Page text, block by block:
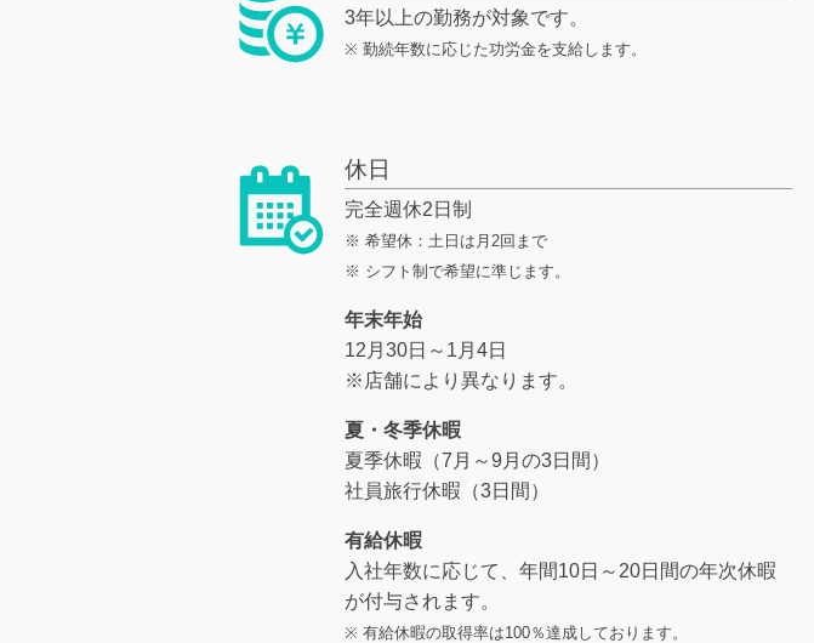
3年以上の勤務が対象です。
※ 勤続年数に応じた功労金を支給します。
休日
完全週休2日制
※ 希望休：土日は月2回まで
※ シフト制で希望に準じます。
年末年始
12月30日～1月4日
※店舗により異なります。
夏・冬季休暇
夏季休暇（7月～9月の3日間）
社員旅行休暇（3日間）
有給休暇
入社年数に応じて、年間10日～20日間の年次休暇
が付与されます。
※ 有給休暇の取得率は100％達成しております。